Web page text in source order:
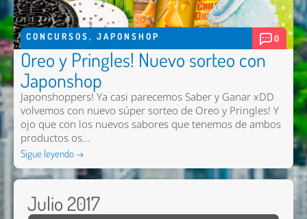
CONCURSOS, JAPONSHOP 0
Oreo y Pringles! Nuevo sorteo con
Japonshop
Japonshoppers! Ya casi parecemos Saber y Ganar xDD
volvemos con nuevo súper sorteo de Oreo y Pringles! Y
ojo que con los nuevos sabores que tenemos de ambos
productos os...
Sigue leyendo →
Julio 2017